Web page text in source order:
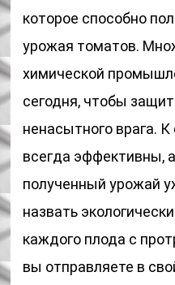
которое способно
урожая томатов.
химической
сегодня, чтобы
ненасытного врага.
всегда эффективны,
полученный урожай
назвать
каждого плода с
вы отправляете в